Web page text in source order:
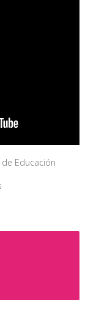
Educación